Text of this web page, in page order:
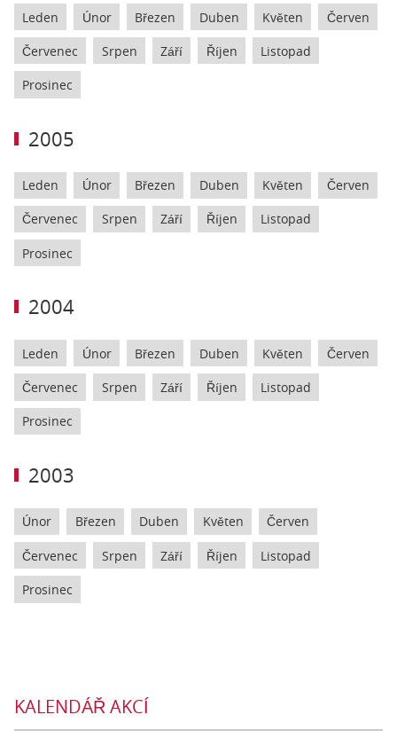
Leden Únor Březen Duben Květen Červen
Červenec Srpen Září Říjen Listopad
Prosinec
2005
Leden Únor Březen Duben Květen Červen
Červenec Srpen Září Říjen Listopad
Prosinec
2004
Leden Únor Březen Duben Květen Červen
Červenec Srpen Září Říjen Listopad
Prosinec
2003
Únor Březen Duben Květen Červen
Červenec Srpen Září Říjen Listopad
Prosinec
KALENDÁŘ AKCÍ